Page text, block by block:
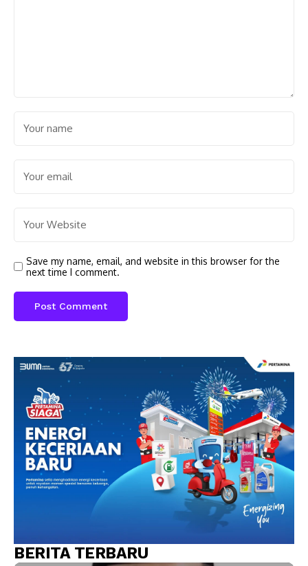
Save my name, email, and website in this browser for the
next time I comment.
BERITA TERBARU